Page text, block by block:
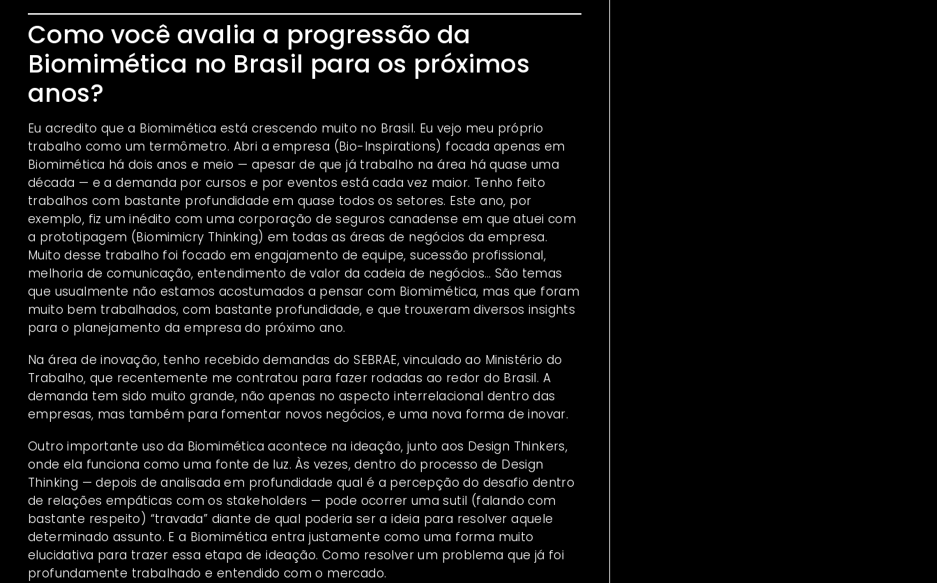
Como você avalia a progressão da
Biomimética no Brasil para os próximos
anos?
Eu acredito que a Biomimética está crescendo muito no Brasil. Eu vejo meu próprio
trabalho como um termômetro. Abri a empresa (Bio-Inspirations) focada apenas em
Biomimética há dois anos e meio — apesar de que já trabalho na área há quase uma
década — e a demanda por cursos e por eventos está cada vez maior. Tenho feito
trabalhos com bastante profundidade em quase todos os setores. Este ano, por
exemplo, fiz um inédito com uma corporação de seguros canadense em que atuei com
a prototipagem (Biomimicry Thinking) em todas as áreas de negócios da empresa.
Muito desse trabalho foi focado em engajamento de equipe, sucessão profissional,
melhoria de comunicação, entendimento de valor da cadeia de negócios… São temas
que usualmente não estamos acostumados a pensar com Biomimética, mas que foram
muito bem trabalhados, com bastante profundidade, e que trouxeram diversos insights
para o planejamento da empresa do próximo ano.
Na área de inovação, tenho recebido demandas do SEBRAE, vinculado ao Ministério do
Trabalho, que recentemente me contratou para fazer rodadas ao redor do Brasil. A
demanda tem sido muito grande, não apenas no aspecto interrelacional dentro das
empresas, mas também para fomentar novos negócios, e uma nova forma de inovar.
Outro importante uso da Biomimética acontece na ideação, junto aos Design Thinkers,
onde ela funciona como uma fonte de luz. Às vezes, dentro do processo de Design
Thinking — depois de analisada em profundidade qual é a percepção do desafio dentro
de relações empáticas com os stakeholders — pode ocorrer uma sutil (falando com
bastante respeito) “travada” diante de qual poderia ser a ideia para resolver aquele
determinado assunto. E a Biomimética entra justamente como uma forma muito
elucidativa para trazer essa etapa de ideação. Como resolver um problema que já foi
profundamente trabalhado e entendido com o mercado.